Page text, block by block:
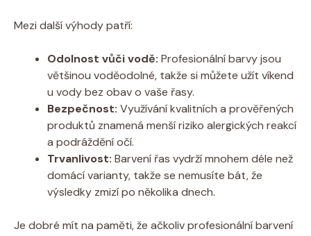
Mezi další výhody patří:
Odolnost vůči vodě: Profesionální barvy jsou
většinou voděodolné, takže si můžete užít víkend
u vody bez obav o vaše řasy.
Bezpečnost: Využívání kvalitních a prověřených
produktů znamená menší riziko alergických reakcí
a podráždění očí.
Trvanlivost: Barvení řas vydrží mnohem déle než
domácí varianty, takže se nemusíte bát, že
výsledky zmizí po několika dnech.
Je dobré mít na paměti, že ačkoliv profesionální barvení